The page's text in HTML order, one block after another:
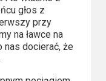
głos z
przy
na ławce na
nas docierać, że